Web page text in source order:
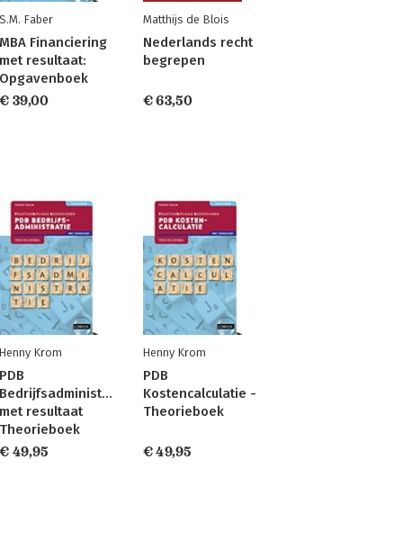
S.M. Faber
MBA Financiering
met resultaat:
Opgavenboek
€ 39,00
Matthijs de Blois
Nederlands recht
begrepen
€ 63,50
Henny Krom
PDB
Bedrijfsadministratie
met resultaat
Theorieboek
€ 49,95
Henny Krom
PDB
Kostencalculatie -
Theorieboek
€ 49,95